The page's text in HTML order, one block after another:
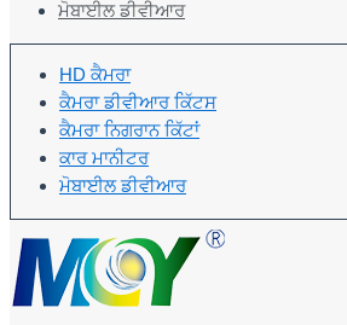
ਮੋਬਾਈਲ ਡੀਵੀਆਰ
HD ਕੈਮਰਾ
ਕੈਮਰਾ ਡੀਵੀਆਰ ਕਿੱਟਸ
ਕੈਮਰਾ ਨਿਗਰਾਨ ਕਿੱਟਾਂ
ਕਾਰ ਮਾਨੀਟਰ
ਮੋਬਾਈਲ ਡੀਵੀਆਰ